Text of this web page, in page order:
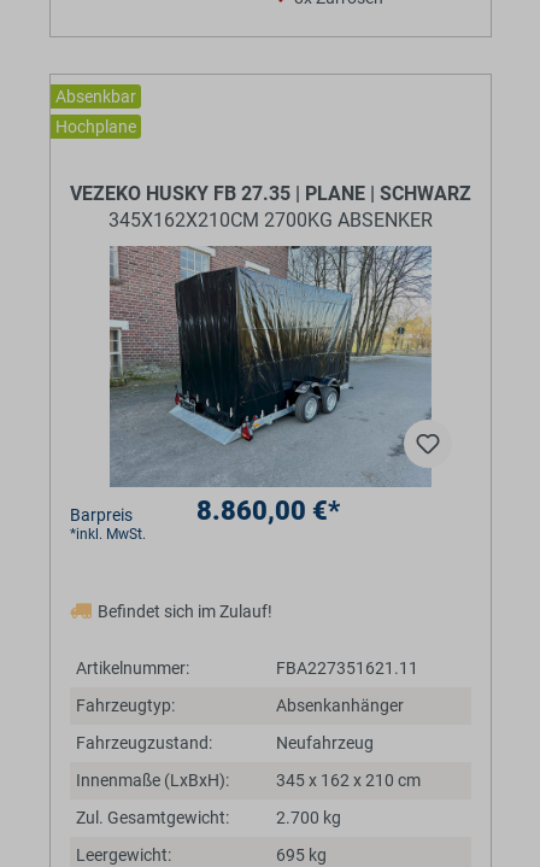
Absenkbar
Hochplane
VEZEKO HUSKY FB 27.35 | PLANE | SCHWARZ
345X162X210CM 2700KG ABSENKER
Barpreis 8.860,00 €*
*inkl. MwSt.
Befindet sich im Zulauf!
Artikelnummer:
FBA227351621.11
Fahrzeugtyp:
Absenkanhänger
Fahrzeugzustand:
Neufahrzeug
Innenmaße (LxBxH):
345 x 162 x 210 cm
Zul. Gesamtgewicht:
2.700 kg
Leergewicht:
695 kg